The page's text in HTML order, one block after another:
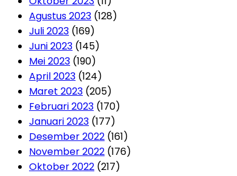
Agustus 2023 (128)
Juli 2023 (169)
Juni 2023 (145)
Mei 2023 (190)
April 2023 (124)
Maret 2023 (205)
Februari 2023 (170)
Januari 2023 (177)
Desember 2022 (161)
November 2022 (176)
Oktober 2022 (217)